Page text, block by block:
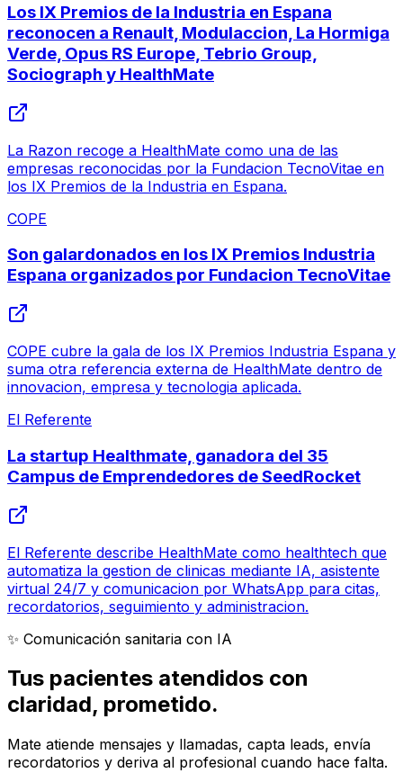
Los IX Premios de la Industria en Espana
reconocen a Renault, Modulaccion, La Hormiga
Verde, Opus RS Europe, Tebrio Group,
Sociograph y HealthMate
La Razon recoge a HealthMate como una de las
empresas reconocidas por la Fundacion TecnoVitae en
los IX Premios de la Industria en Espana.
COPE
Son galardonados en los IX Premios Industria
Espana organizados por Fundacion TecnoVitae
COPE cubre la gala de los IX Premios Industria Espana y
suma otra referencia externa de HealthMate dentro de
innovacion, empresa y tecnologia aplicada.
El Referente
La startup Healthmate, ganadora del 35
Campus de Emprendedores de SeedRocket
El Referente describe HealthMate como healthtech que
automatiza la gestion de clinicas mediante IA, asistente
virtual 24/7 y comunicacion por WhatsApp para citas,
recordatorios, seguimiento y administracion.
✨ Comunicación sanitaria con IA
Tus pacientes atendidos con
claridad, prometido.
Mate atiende mensajes y llamadas, capta leads, envía
recordatorios y deriva al profesional cuando hace falta.